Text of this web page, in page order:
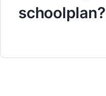
schoolplan?